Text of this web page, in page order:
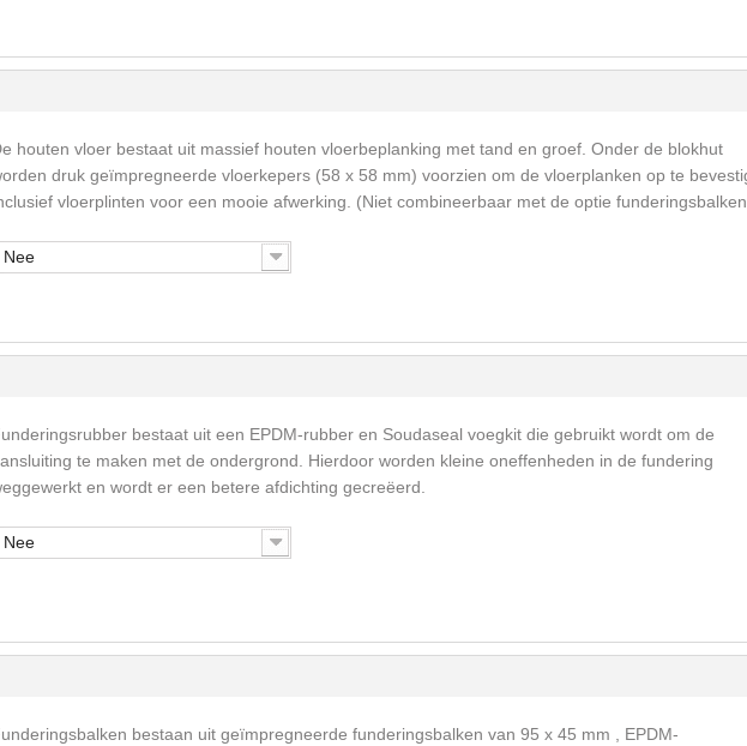
houten vloer bestaat uit massief houten vloerbeplanking met tand en groef. Onder de blokhut
druk geïmpregneerde vloerkepers (58 x 58 mm) voorzien om de vloerplanken op te
vloerplinten voor een mooie afwerking. (Niet combineerbaar met de optie
Nee
bestaat uit een EPDM-rubber en Soudaseal voegkit die gebruikt wordt om de
te maken met de ondergrond. Hierdoor worden kleine oneffenheden in de fundering
en wordt er een betere afdichting gecreëerd.
Nee
bestaan uit geïmpregneerde funderingsbalken van 95 x 45 mm , EPDM-